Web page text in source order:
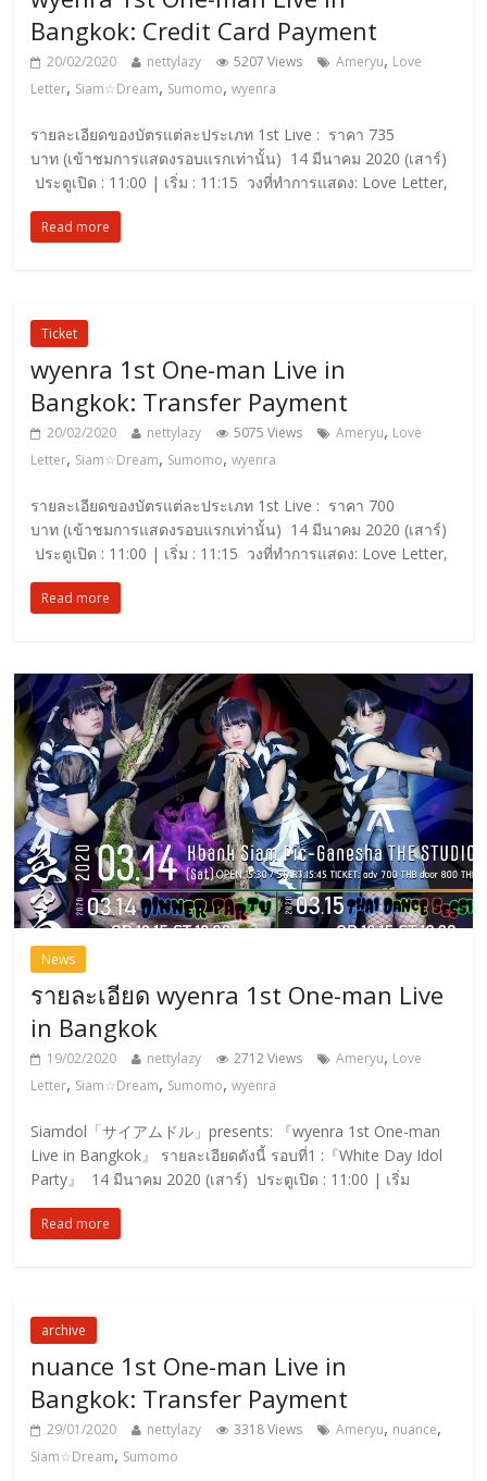
Bangkok: Credit Card Payment
20/02/2020 nettylazy 5207 Views Ameryu, Love
Letter, Siam☆Dream, Sumomo,wyenra
รายละเอียดของบัตรแต่ละประเภท 1st Live : ราคา 735
บาท (เข้าชมการแสดงรอบแรกเท่านั้น) 14 มีนาคม 2020 (เสาร์)
ประตูเปิด : 11:00 | เริ่ม : 11:15 วงที่ทำการแสดง: Love Letter,
Read more
Ticket
wyenra 1st One-man Live in
Bangkok: Transfer Payment
20/02/2020 nettylazy 5075 Views Ameryu, Love
Letter, Siam☆Dream, Sumomo,wyenra
รายละเอียดของบัตรแต่ละประเภท 1st Live : ราคา 700
บาท (เข้าชมการแสดงรอบแรกเท่านั้น) 14 มีนาคม 2020 (เสาร์)
ประตูเปิด : 11:00 | เริ่ม : 11:15 วงที่ทำการแสดง: Love Letter,
Read more
News
รายละเอียด wyenra 1st One-man Live
in Bangkok
19/02/2020 nettylazy 2712 Views Ameryu, Love
Letter, Siam☆Dream, Sumomo,wyenra
Siamdol「サイアムドル」presents: 『wyenra 1st One-man
Live in Bangkok』 รายละเอียดดังนี้ รอบที่1 :『White Day Idol
Party』 14 มีนาคม 2020 (เสาร์) ประตูเปิด : 11:00 | เริ่ม
Read more
archive
nuance 1st One-man Live in
Bangkok: Transfer Payment
29/01/2020 nettylazy 3318 Views Ameryu, nuance,
Siam☆Dream, Sumomo